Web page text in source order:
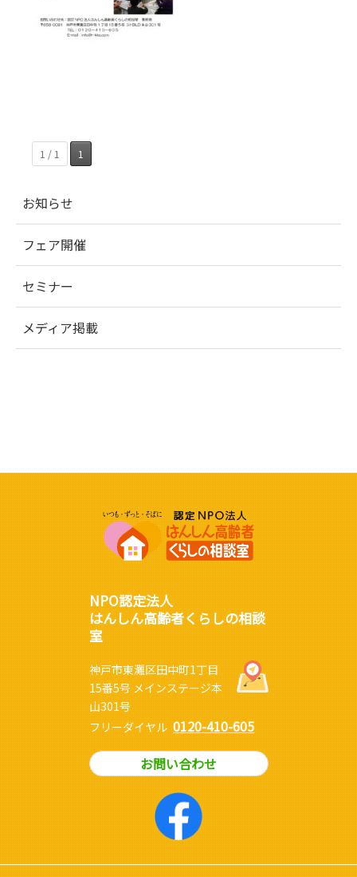
1 / 1 1
お知らせ
フェア開催
セミナー
メディア掲載
NPO認定法人
はんしん高齢者くらしの相談
室
神戸市東灘区田中町1丁目
15番5号 メインステージ本
山301号
フリーダイヤル 0120-410-605
お問い合わせ